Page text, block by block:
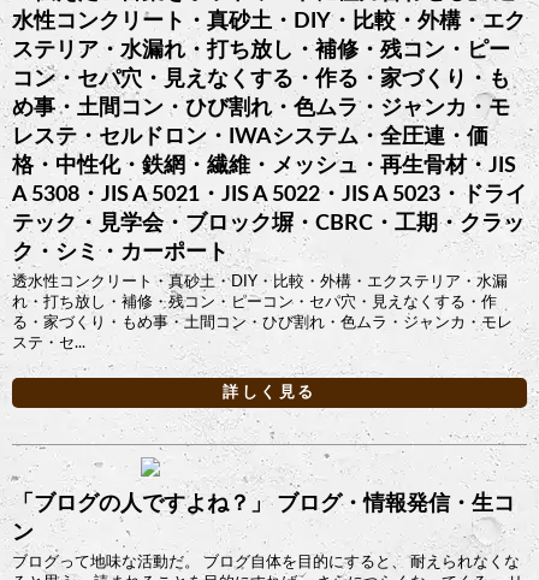
水性コンクリート・真砂土・DIY・比較・外構・エク
ステリア・水漏れ・打ち放し・補修・残コン・ピー
コン・セパ穴・見えなくする・作る・家づくり・も
め事・土間コン・ひび割れ・色ムラ・ジャンカ・モ
レステ・セルドロン・IWAシステム・全圧連・価
格・中性化・鉄網・繊維・メッシュ・再生骨材・JIS
A 5308・JIS A 5021・JIS A 5022・JIS A 5023・ドライ
テック・見学会・ブロック塀・CBRC・工期・クラッ
ク・シミ・カーポート
透水性コンクリート・真砂土・DIY・比較・外構・エクステリア・水漏
れ・打ち放し・補修・残コン・ピーコン・セパ穴・見えなくする・作
る・家づくり・もめ事・土間コン・ひび割れ・色ムラ・ジャンカ・モレ
ステ・セ...
詳しく見る
「ブログの人ですよね？」 ブログ・情報発信・生コ
ン
ブログって地味な活動だ。 ブログ自体を目的にすると、 耐えられなくな